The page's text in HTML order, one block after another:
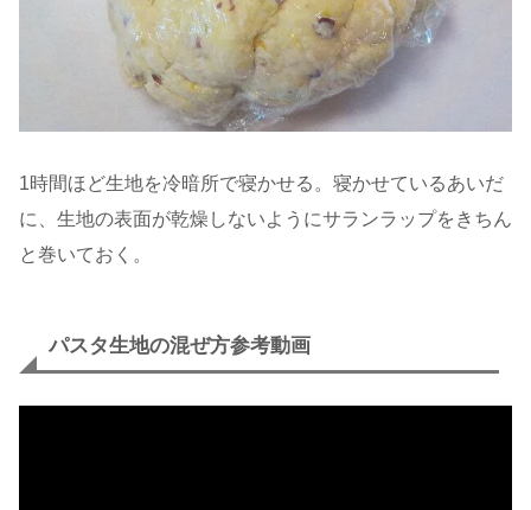
1時間ほど生地を冷暗所で寝かせる。寝かせているあいだ
に、生地の表面が乾燥しないようにサランラップをきちん
と巻いておく。
パスタ生地の混ぜ方参考動画